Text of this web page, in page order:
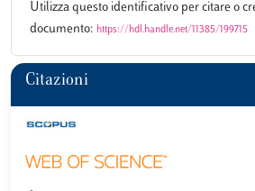
Utilizza questo identificativo per citare o
documento: https://hdl.handle.net/11385/199715
Citazioni